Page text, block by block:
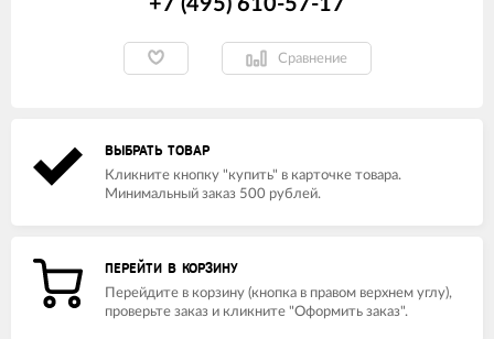
+7 (495) 610-57-17
Сравнение
ВЫБРАТЬ ТОВАР
Кликните кнопку "купить" в карточке товара.
Минимальный заказ 500 рублей.
ПЕРЕЙТИ В КОРЗИНУ
Перейдите в корзину (кнопка в правом верхнем углу),
проверьте заказ и кликните "Оформить заказ".